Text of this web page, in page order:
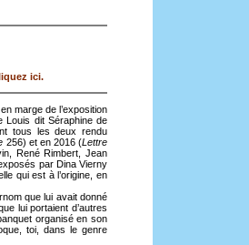
ici.
marge de l’exposition
Louis dit Séraphine de
tous les deux rendu
256) et en 2016 (Lettre
René Rimbert, Jean
par Dina Vierny
qui est à l’origine, en
que lui avait donné
lui portaient d’autres
organisé en son
toi, dans le genre